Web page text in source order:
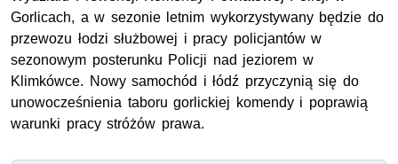
Gorlicach, a w sezonie letnim wykorzystywany będzie do
przewozu łodzi służbowej i pracy policjantów w
sezonowym posterunku Policji nad jeziorem w
Klimkówce. Nowy samochód i łódź przyczynią się do
unowocześnienia taboru gorlickiej komendy i poprawią
warunki pracy stróżów prawa.